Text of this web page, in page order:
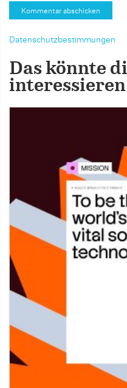
Datenschutzbestimmungen
Das könnte
interessieren